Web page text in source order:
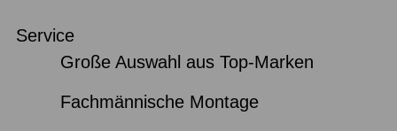
Service
Große Auswahl aus Top-Marken
Fachmännische Montage